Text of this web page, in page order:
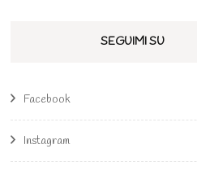
SEGUIMI SU
Facebook
Instagram